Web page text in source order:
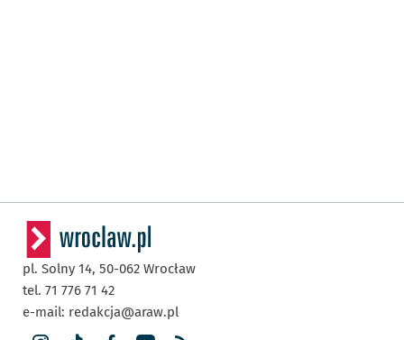
pl. Solny 14, 50-062 Wrocław
tel. 71 776 71 42
e-mail: redakcja@araw.pl